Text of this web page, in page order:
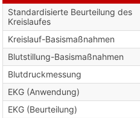
Standardisierte Beurteilung des
Kreislaufes
Kreislauf-Basismaßnahmen
Blutstillung-Basismaßnahmen
Blutdruckmessung
EKG (Anwendung)
EKG (Beurteilung)